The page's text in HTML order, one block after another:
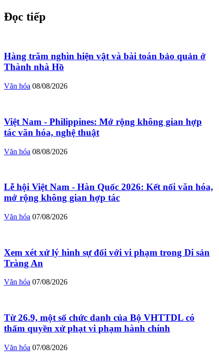
Đọc tiếp
Hàng trăm nghìn hiện vật và bài toán bảo quản ở
Thành nhà Hồ
Văn hóa 08/08/2026
Việt Nam - Philippines: Mở rộng không gian hợp
tác văn hóa, nghệ thuật
Văn hóa 08/08/2026
Lễ hội Việt Nam - Hàn Quốc 2026: Kết nối văn hóa,
mở rộng không gian hợp tác
Văn hóa 07/08/2026
Xem xét xử lý hình sự đối với vi phạm trong Di sản
Tràng An
Văn hóa 07/08/2026
Từ 26.9, một số chức danh của Bộ VHTTDL có
thẩm quyền xử phạt vi phạm hành chính
Văn hóa 07/08/2026